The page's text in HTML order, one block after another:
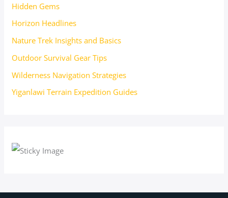
Hidden Gems
Horizon Headlines
Nature Trek Insights and Basics
Outdoor Survival Gear Tips
Wilderness Navigation Strategies
Yiganlawi Terrain Expedition Guides